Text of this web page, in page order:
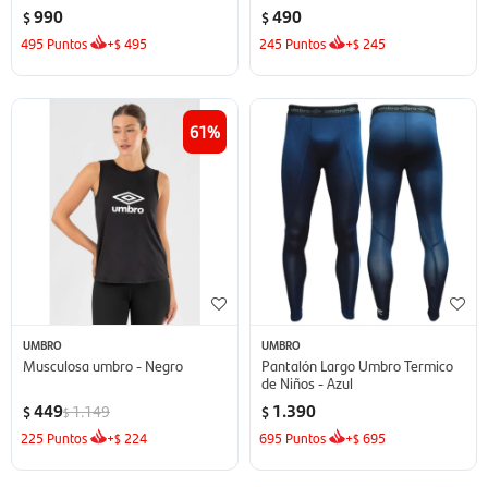
$990
495 Puntos +$495
$490
245 Puntos +$ 245
61
UMBRO
Musculosa umbro - Negro
$449$1.149
225 Puntos +$ 224
UMBRO
Pantalón Largo Umbro Termico
de Niños - Azul
$ 1.390
695 Puntos +$695